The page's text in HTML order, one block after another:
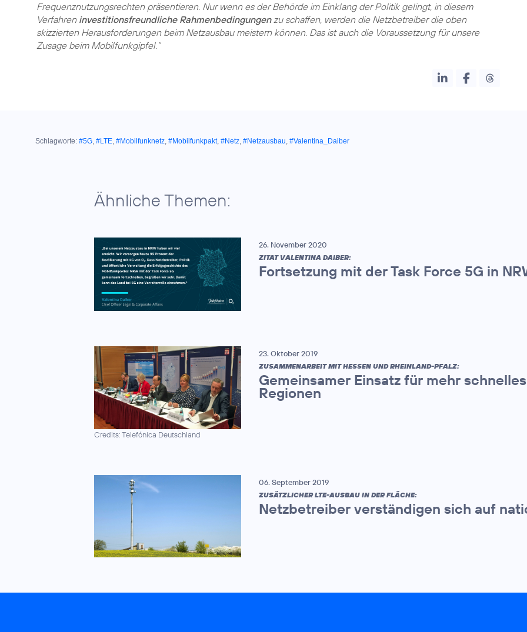
Frequenznutzungsrechten präsentieren. Nur wenn es der Behörde im Einklang der Politik gelingt, in diesem
Verfahren investitionsfreundliche Rahmenbedingungenzu schaffen, werden die Netzbetreiber die oben
skizzierten Herausforderungen beim Netzausbau meistern können. Das ist auch die Voraussetzung für unsere
Zusage beim Mobilfunkgipfel.“
Schlagworte: #5G, #LTE, #Mobilfunknetz, #Mobilfunkpakt, #Netz, #Netzausbau, #Valentina_Daiber
Ähnliche Themen:
26. November 2020
ZITAT VALENTINA DAIBER:
Fortsetzung mit der Task Force 5G in
Credits: Telefónica Deutschland
23. Oktober 2019
ZUSAMMENARBEIT MIT HESSEN UND RHEINLAND-PFALZ:
Gemeinsamer Einsatz für mehr
Regionen
06. September 2019
ZUSÄTZLICHER LTE-AUSBAU IN DER FLÄCHE:
Netzbetreiber verständigen sich auf